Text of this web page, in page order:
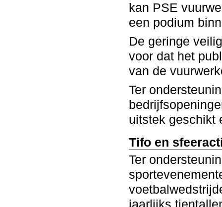
kan PSE
een podium
De geringe
voor dat het
van de
Ter
uitstek geschikt
Tifo en
Ter
jaarlijks